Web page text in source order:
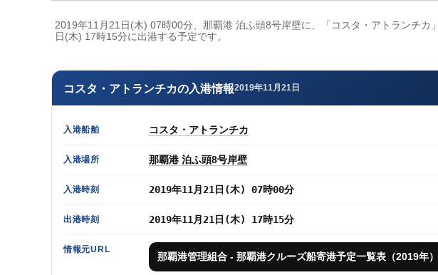
2019年11月21日(木) 07時00分、那覇港 泊ふ頭8号岸壁に、「コスタ・アトランチカ
日(木) 17時15分に出港する予定です。
コスタ・アトランチカの入港情報2019年11月21日
入港船舶 コスタ・アトランチカ
入港場所 那覇港 泊ふ頭8号岸壁
入港時刻 2019年11月21日(木) 07時00分
出港時刻 2019年11月21日(木) 17時15分
情報元URL
那覇港管理組合 - 那覇港クルーズ船寄港予定一覧表（2019年）